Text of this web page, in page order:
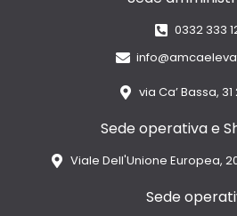
0332 333
via Ca’ Bassa, 31
Sede operativa e
Viale Dell'Unione Europea,
Sede